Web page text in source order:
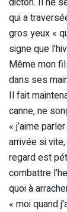
qui a
gros yeux «
signe que
Même mon
dans ses
Il fait
canne, ne
« j’aime
arrivée si
regard est
combattre
quoi à
« moi quand